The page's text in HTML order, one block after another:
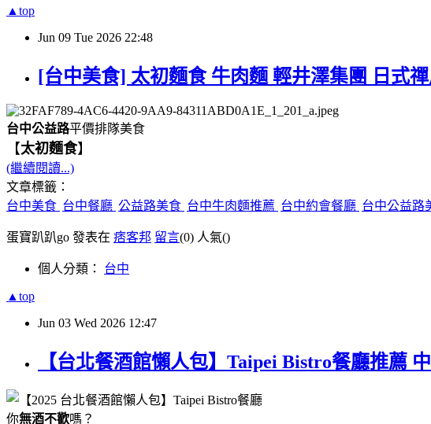
▲top
Jun 09 Tue 2026 22:48
[台中美食] 太初麵食 牛肉麵 輕井澤集團 日式
台中公益路平價排隊美食
【太初麵食】
(繼續閱讀...)
文章標籤：
台中美食 台中餐廳 公益路美食 台中牛肉麵推薦 台中約會餐廳 台中公益路
蛋寶趴趴go 發表在 痞客邦 留言(0) 人氣()
個人分類： 台中
▲top
Jun 03 Wed 2026 12:47
【台北餐酒館懶人包】Taipei Bistro餐廳推薦
你無酒不歡嗎？